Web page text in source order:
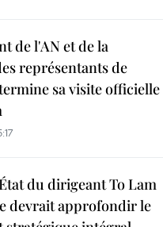
de l'AN et de la
représentants de
sa visite officielle
du dirigeant To Lam
devrait approfondir le